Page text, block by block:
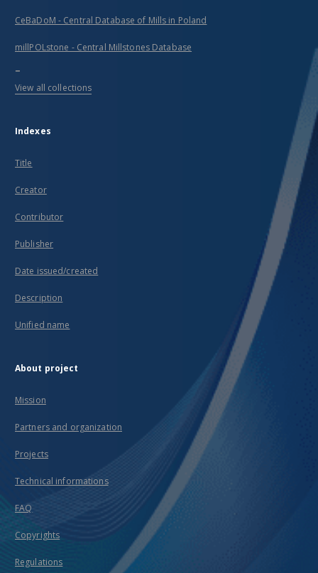
CeBaDoM - Central Database of Mills in Poland
millPOLstone - Central Millstones Database
...
View all collections
Indexes
Title
Creator
Contributor
Publisher
Date issued/created
Description
Unified name
About project
Mission
Partners and organization
Projects
Technical informations
FAQ
Copyrights
Regulations